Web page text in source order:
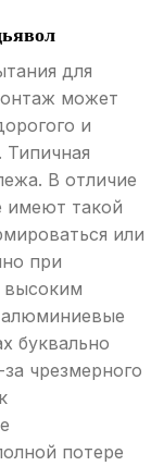
для
может
и
Типичная
В отличие
имеют такой
или
при
высоким
алюминиевые
буквально
чрезмерного
потере